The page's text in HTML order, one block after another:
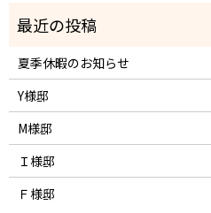
夏季休暇のお知らせ
Y様邸
M様邸
Ｉ様邸
Ｆ様邸